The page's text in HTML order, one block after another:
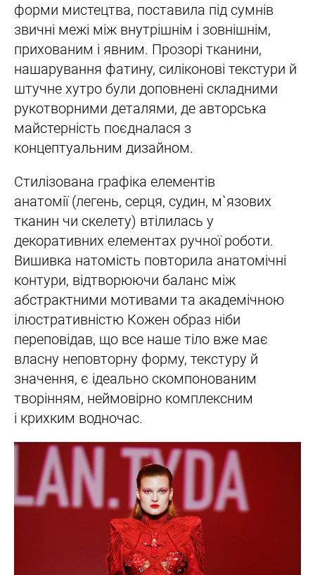
форми мистецтва, поставила під сумнів
звичні межі між внутрішнім і зовнішнім,
прихованим і явним. Прозорі тканини,
нашарування фатину, силіконові текстури й
штучне хутро були доповнені складними
рукотворними деталями, де авторська
майстерність поєдналася з
концептуальним дизайном.
Стилізована графіка елементів
анатомії (легень, серця, судин, м`язових
тканин чи скелету) втілилась у
декоративних елементах ручної роботи.
Вишивка натомість повторила анатомічні
контури, відтворюючи баланс між
абстрактними мотивами та академічною
ілюстративністю Кожен образ ніби
переповідав, що все наше тіло вже має
власну неповторну форму, текстуру й
значення, є ідеально скомпонованим
творінням, неймовірно комплексним
і крихким водночас.